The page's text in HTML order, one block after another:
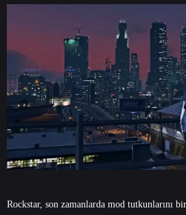
Rockstar, son zamanlarda mod tutkunlarını